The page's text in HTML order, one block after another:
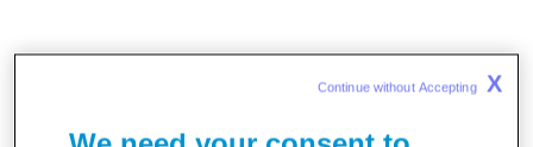
¿QUÉ ALIMENTOS SON MÁS
Continue without Accepting X